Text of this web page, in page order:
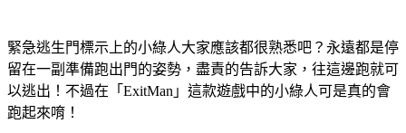
緊急逃生門標示上的小綠人大家應該都很熟悉吧？永遠都是停
留在一副準備跑出門的姿勢，盡責的告訴大家，往這邊跑就可
以逃出！不過在「ExitMan」這款遊戲中的小綠人可是真的會
跑起來唷！